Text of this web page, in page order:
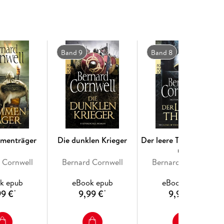
vollkommen einig: Eine Niederlage wäre
Königreich
des Fachs." (Booklist)
informativ zugleich."(Washington Post)
epub
€*
Band 9
Die dunklen Krieger
Bernard Cornwell
eBook epub
9,99 €*
Band 8
Der leere Thron. Uhtred
08
Bernard Cornwell
eBook epub
9,99 €